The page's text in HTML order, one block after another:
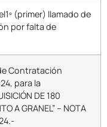
(primer) llamado de
por falta de
Contratación
para la
DE 180
A GRANEL” – NOTA